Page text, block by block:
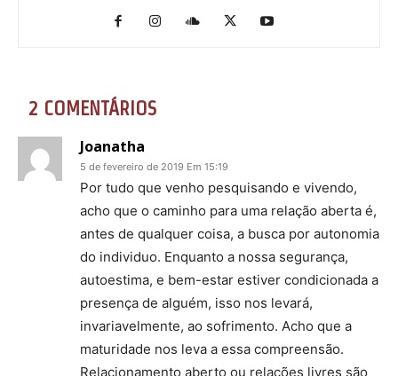
2 COMENTÁRIOS
Joanatha
5 de fevereiro de 2019 Em 15:19
Por tudo que venho pesquisando e vivendo,
acho que o caminho para uma relação aberta é,
antes de qualquer coisa, a busca por autonomia
do individuo. Enquanto a nossa segurança,
autoestima, e bem-estar estiver condicionada a
presença de alguém, isso nos levará,
invariavelmente, ao sofrimento. Acho que a
maturidade nos leva a essa compreensão.
Relacionamento aberto ou relações livres são